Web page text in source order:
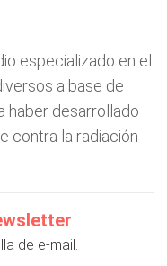
especializado en el
a base de
haber desarrollado
contra la radiación
de e-mail.